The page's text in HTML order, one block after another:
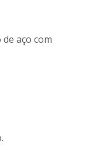
aço com